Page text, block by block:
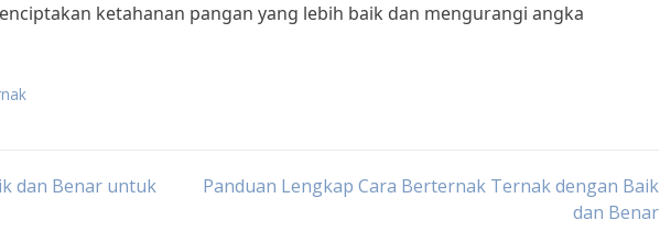
ketahanan pangan yang lebih baik dan mengurangi angka
dan Benar untuk
Panduan Lengkap Cara Berternak Ternak dengan Baik
dan Benar